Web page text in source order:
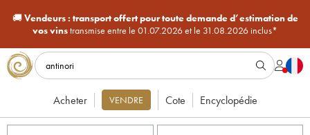
🚚Vendeurs : transport offert pour toute demande d’estimation de
vos vinstransmise entre le 01.07.2026 et le 31.08.2026 inclus*
Acheter VENDRE Cote Encyclopédie